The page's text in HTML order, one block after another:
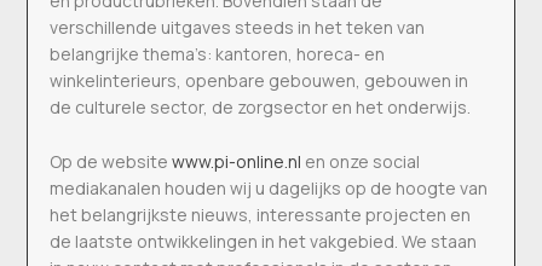
verschillende uitgaves steeds in het teken van
belangrijke thema’s: kantoren, horeca- en
winkelinterieurs, openbare gebouwen, gebouwen in
de culturele sector, de zorgsector en het onderwijs.
Op de websitewww.pi-online.nl en onze social
mediakanalen houden wij u dagelijks op de hoogte van
het belangrijkste nieuws, interessante projecten en
de laatste ontwikkelingen in het vakgebied. We staan